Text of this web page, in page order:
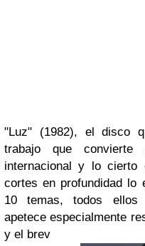
"Luz" (1982), el disco
trabajo que
internacional y lo
cortes en profundidad lo
10 temas, todos ellos
apetece especialmente
y el brev